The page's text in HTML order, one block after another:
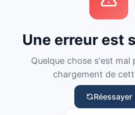
Une erreur est
Quelque chose s'est mal
chargement de
Réessayer